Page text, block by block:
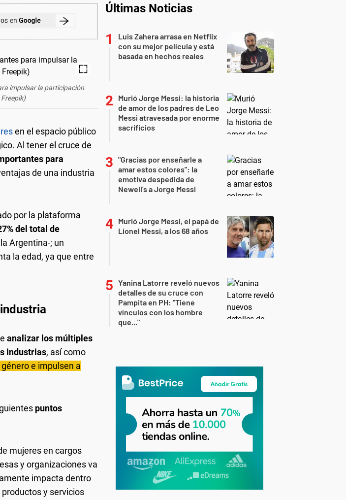
impulsar la participación
en el espacio público
Al tener el cruce de
para
de una industria
por la plataforma
del total de
Argentina-; un
la edad, ya que entre
analizar los múltiples
industrias, así como
e impulsen a
puntos
mujeres en cargos
y organizaciones va
impacta dentro
y servicios
Últimas Noticias
Luis Zahera arrasa en Netflix
con su mejor película y está
basada en hechos reales
Murió Jorge Messi: la historia
de amor de los padres de Leo
Messi atravesada por enorme
sacrificios
"Gracias por enseñarle a
amar estos colores": la
emotiva despedida de
Newell's a Jorge Messi
Murió Jorge Messi, el papá de
Lionel Messi, a los 68 años
Yanina Latorre reveló nuevos
detalles de su cruce con
Pampita en PH: "Tiene
vínculos con los hombre
que..."